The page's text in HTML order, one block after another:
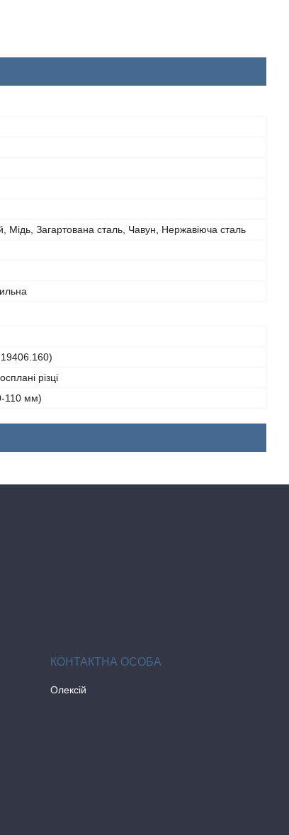
Мідь, Загартована сталь, Чавун, Нержавіюча сталь
різці
110 мм)
Олексій